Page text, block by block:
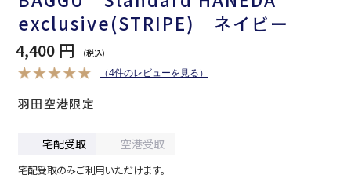
exclusive(STRIPE) ネイビー
羽田空港限定
4,400 円
（4件のレビューを見る）
宅配受取 空港受取
宅配受取のみご利用いただけます。